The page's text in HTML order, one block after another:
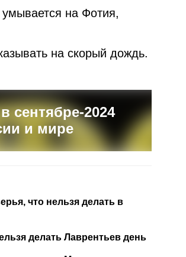
на Фотия,
на скорый дождь.
сентябре-2024
и мире
что нельзя делать в
делать Лаврентьев день